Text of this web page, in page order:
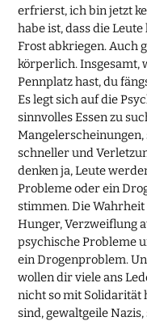
erfrierst, ich bin jetzt
habe ist, dass die
Frost abkriegen. Auch
körperlich. Insgesamt,
Pennplatz hast, du
Es legt sich auf die
sinnvolles Essen zu
schneller und
denken ja, Leute
Probleme oder ein
stimmen. Die
Hunger, Verzweiflung
psychische Probleme
ein Drogenproblem.
wollen dir viele ans
nicht so mit Solidarität
sind, gewaltgeile